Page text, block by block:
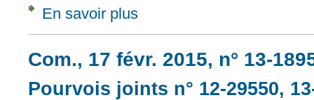
En savoir plus
Com., 17 févr. 2015, n° 13-
Pourvois joints n° 12-29550,